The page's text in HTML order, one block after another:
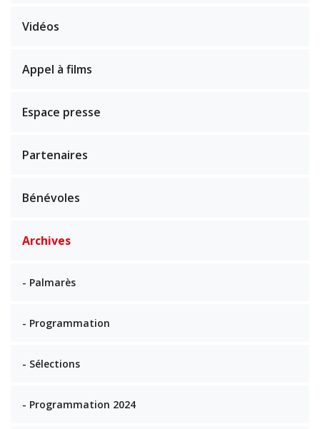
Vidéos
Appel à films
Espace presse
Partenaires
Bénévoles
Archives
- Palmarès
- Programmation
- Sélections
- Programmation 2024